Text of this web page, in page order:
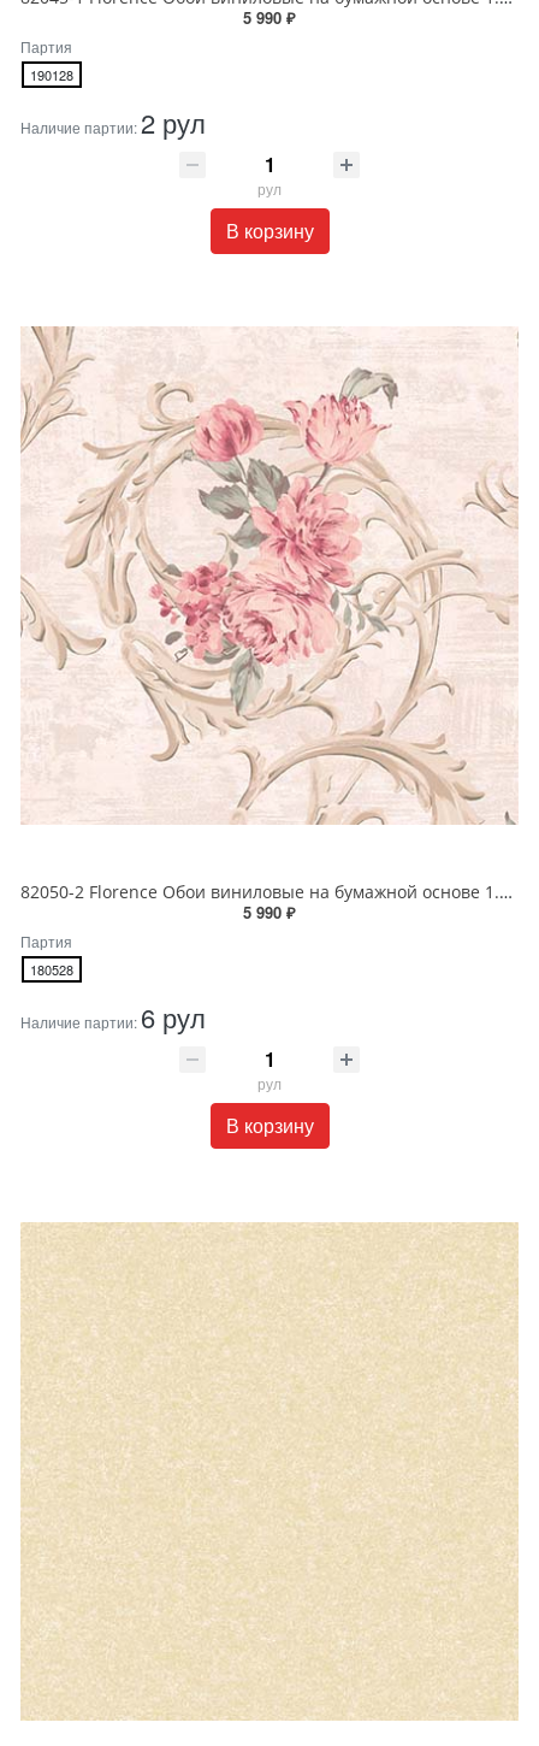
5 990 ₽
Партия
190128
Наличие партии: 2 рул
рул
В корзину
82050-2 Florence Обои виниловые на бумажной основе 1.06*15.6
5 990 ₽
Партия
180528
Наличие партии: 6 рул
рул
В корзину